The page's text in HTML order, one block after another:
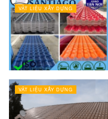
VẬT LIỆU XÂY DỰNG
VẬT LIỆU XÂY DỰNG